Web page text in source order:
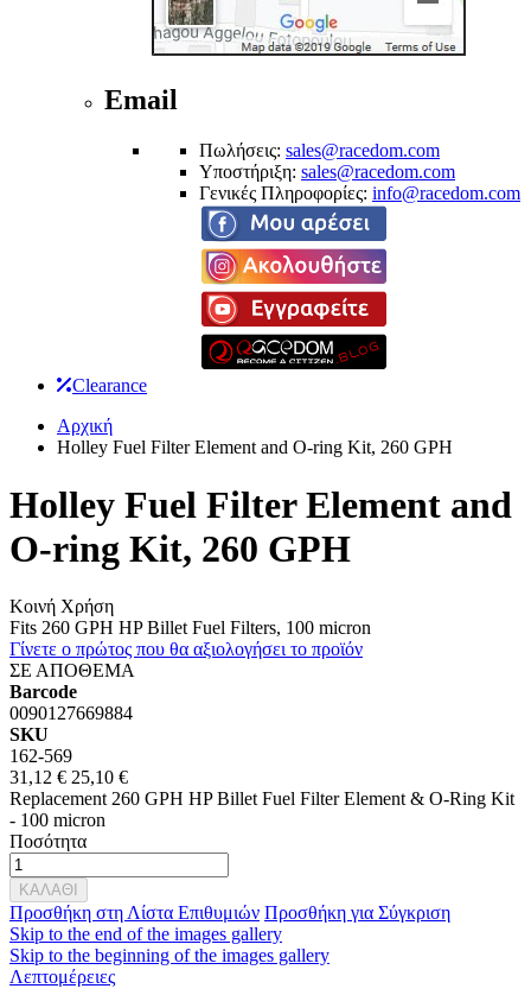
Email
Πωλήσεις: sales@racedom.com
Υποστήριξη: sales@racedom.com
Γενικές Πληροφορίες: info@racedom.com
Clearance
Αρχική
Holley Fuel Filter Element and O-ring Kit, 260 GPH
Holley Fuel Filter Element and
O-ring Kit, 260 GPH
Κοινή Χρήση
Fits 260 GPH HP Billet Fuel Filters, 100 micron
Γίνετε ο πρώτος που θα αξιολογήσει το προϊόν
ΣΕ ΑΠΟΘΕΜΑ
Barcode
0090127669884
SKU
162-569
31,12 € 25,10 €
Replacement 260 GPH HP Billet Fuel Filter Element & O-Ring Kit
- 100 micron
Ποσότητα
ΚΑΛΑΘΙ
Προσθήκη στη Λίστα Επιθυμιών Προσθήκη για Σύγκριση
Skip to the end of the images gallery
Skip to the beginning of the images gallery
Λεπτομέρειες